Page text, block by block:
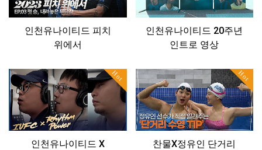
인천유나이티드 피치
위에서
인천유나이티드 20주년
인트로 영상
Hot
인천유나이티드 X
Hot
찬물X정유인 단거리